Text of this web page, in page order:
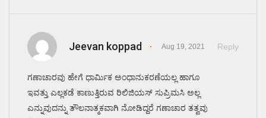
Jeevan koppad Aug 19, 2021 Reply
ಗಣಾಚಾರವು ಹೇಗೆ ಧಾರ್ಮಿಕ ಅಂಧಾನುಕರಣೆಯಲ್ಲ ಹಾಗೂ
ಇವತ್ತು ಎಲ್ಲಕಡೆ ಕಾಣುತ್ತಿರುವ ರಿಲಿಜಿಯಸ್ ಸುಪ್ರಿಮಸಿ ಅಲ್ಲ
ಎನ್ನುವುದನ್ನು ತೌಲನಾತ್ಮಕವಾಗಿ ನೋಡಿದ್ದರೆ ಗಣಾಚಾರ ತತ್ವವು